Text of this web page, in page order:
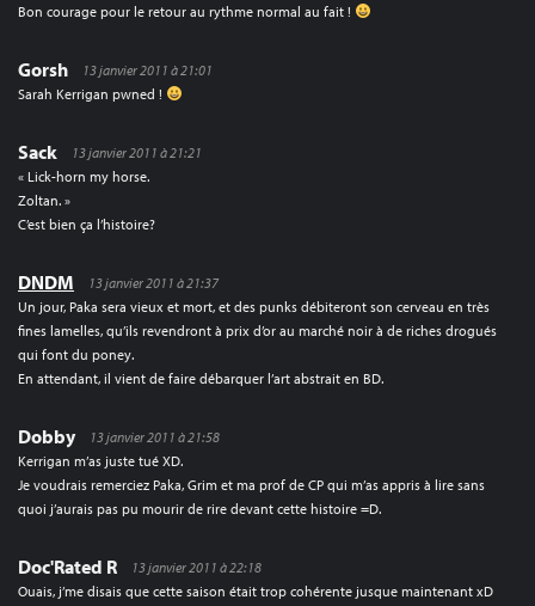
Bon courage pour le retour au rythme normal au fait !
Gorsh
13 janvier 2011 à 21:01
Sarah Kerrigan pwned !
Sack
13 janvier 2011 à 21:21
« Lick-horn my horse.
Zoltan. »
C’est bien ça l’histoire?
DNDM
13 janvier 2011 à 21:37
Un jour, Paka sera vieux et mort, et des punks débiteront son cerveau en très
fines lamelles, qu’ils revendront à prix d’or au marché noir à de riches drogués
qui font du poney.
En attendant, il vient de faire débarquer l’art abstrait en BD.
Dobby
13 janvier 2011 à 21:58
Kerrigan m’as juste tué XD.
Je voudrais remerciez Paka, Grim et ma prof de CP qui m’as appris à lire sans
quoi j’aurais pas pu mourir de rire devant cette histoire =D.
Doc'Rated R
13 janvier 2011 à 22:18
Ouais, j’me disais que cette saison était trop cohérente jusque maintenant xD